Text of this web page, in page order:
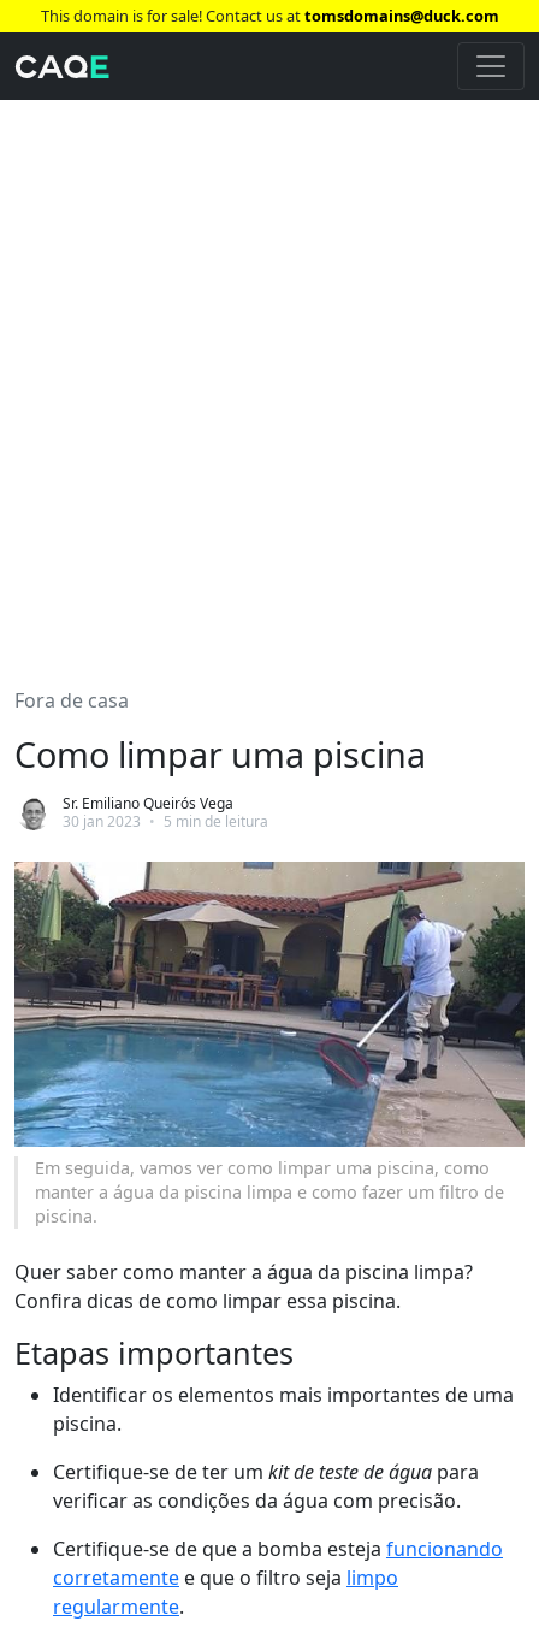
This domain is for sale! Contact us attomsdomains@duck.com
Fora de casa
Como limpar uma piscina
Sr. Emiliano Queirós Vega
30 jan 2023 • 5 min de leitura
Em seguida, vamos ver como limpar uma piscina, como
manter a água da piscina limpa e como fazer um filtro de
piscina.
Quer saber como manter a água da piscina limpa?
Confira dicas de como limpar essa piscina.
Etapas importantes
Identificar os elementos mais importantes de uma
piscina.
Certifique-se de ter um kit de teste de água para
verificar as condições da água com precisão.
Certifique-se de que a bomba esteja funcionando
corretamente e que o filtro seja limpo
regularmente.